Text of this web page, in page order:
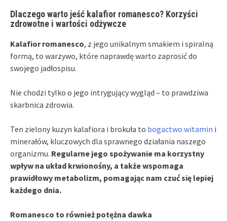
Dlaczego warto jeść kalafior romanesco? Korzyści
zdrowotne i wartości odżywcze
Kalafior romanesco, z jego unikalnym smakiem i spiralną
formą, to warzywo, które naprawdę warto zaprosić do
swojego jadłospisu.
Nie chodzi tylko o jego intrygujący wygląd – to prawdziwa
skarbnica zdrowia.
Ten zielony kuzyn kalafiora i brokuła to bogactwo witamin i
minerałów, kluczowych dla sprawnego działania naszego
organizmu. Regularne jego spożywanie ma korzystny
wpływ na układ krwionośny, a także wspomaga
prawidłowy metabolizm, pomagając nam czuć się lepiej
każdego dnia.
Romanesco to również potężna dawka